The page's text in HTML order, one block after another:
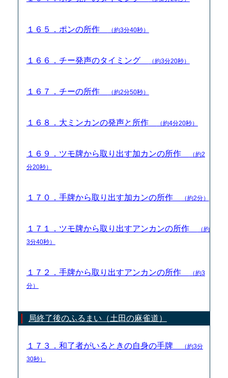
１６５．ポンの所作 （約3分40秒）
１６６．チー発声のタイミング （約3分20秒）
１６７．チーの所作 （約2分50秒）
１６８．大ミンカンの発声と所作 （約4分20秒）
１６９．ツモ牌から取り出す加カンの所作
（約2
分20秒）
１７０．手牌から取り出す加カンの所作 （約2分）
１７１．ツモ牌から取り出すアンカンの所作
（約
3分40秒）
１７２．手牌から取り出すアンカンの所作
（約3
分）
局終了後のふるまい（土田の麻雀道）
１７３．和了者がいるときの自身の手牌
（約3分
30秒）